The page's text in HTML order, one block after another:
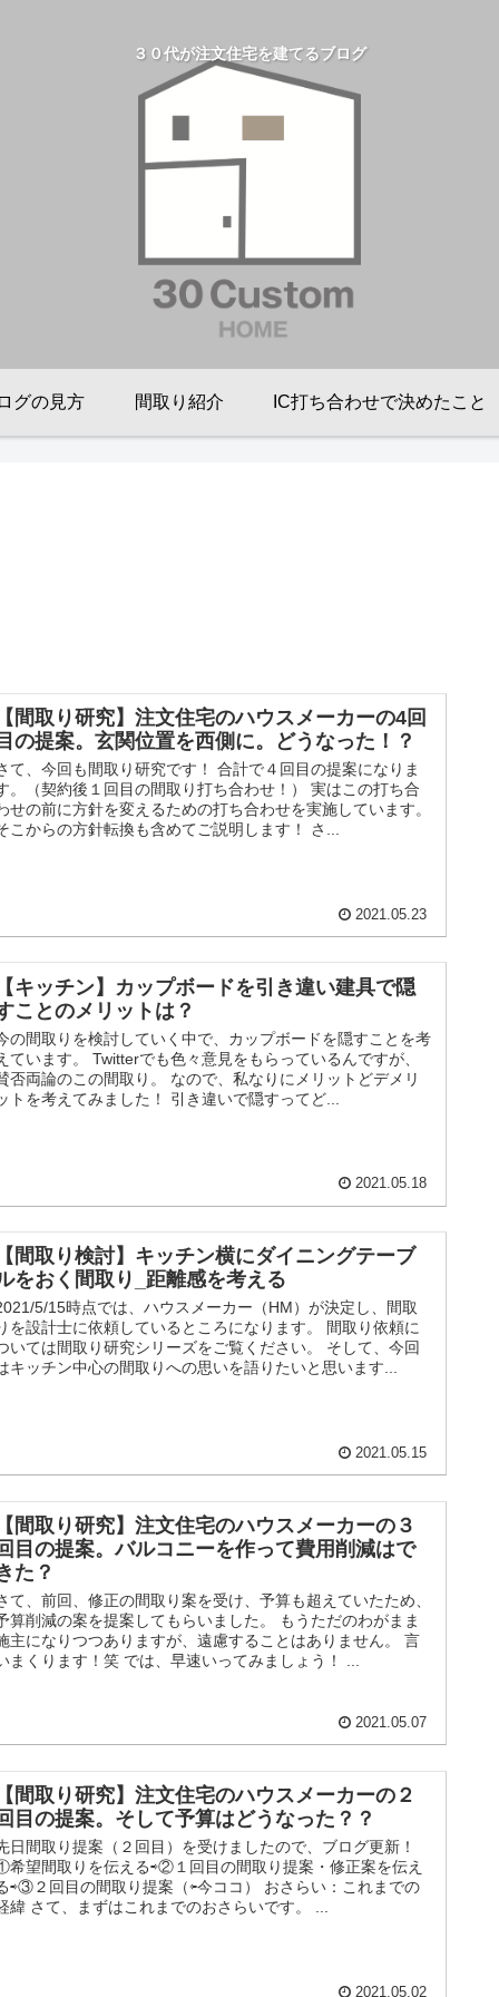
３０代が注文住宅を建てるブログ
グの見方 間取り紹介 IC打ち合わせで決めたこと
間取り研究】注文住宅のハウスメーカーの4回
の提案。玄関位置を西側に。どうなった！？
て、今回も間取り研究です！ 合計で４回目の提案になりま
。（契約後１回目の間取り打ち合わせ！） 実はこの打ち合
せの前に方針を変えるための打ち合わせを実施しています。
こからの方針転換も含めてご説明します！ さ...
2021.05.23
キッチン】カップボードを引き違い建具で隠
ことのメリットは？
の間取りを検討していく中で、カップボードを隠すことを考
ています。 Twitterでも色々意見をもらっているんですが、
否両論のこの間取り。 なので、私なりにメリットどデメリ
トを考えてみました！ 引き違いで隠すってど...
2021.05.18
間取り検討】キッチン横にダイニングテーブ
をおく間取り_距離感を考える
5/15時点では、ハウスメーカー（HM）が決定し、間取
を設計士に依頼しているところになります。 間取り依頼に
いては間取り研究シリーズをご覧ください。 そして、今回
キッチン中心の間取りへの思いを語りたいと思います...
2021.05.15
間取り研究】注文住宅のハウスメーカーの３
目の提案。バルコニーを作って費用削減はで
た？
て、前回、修正の間取り案を受け、予算も超えていたため、
算削減の案を提案してもらいました。 もうただのわがまま
主になりつつありますが、遠慮することはありません。 言
まくります！笑 では、早速いってみましょう！ ...
2021.05.07
間取り研究】注文住宅のハウスメーカーの２
目の提案。そして予算はどうなった？？
日間取り提案（２回目）を受けましたので、ブログ更新！
希望間取りを伝える⇨②１回目の間取り提案・修正案を伝え
⇨③２回目の間取り提案（⇦今ココ） おさらい：これまでの
緯 さて、まずはこれまでのおさらいです。 ...
2021.05.02